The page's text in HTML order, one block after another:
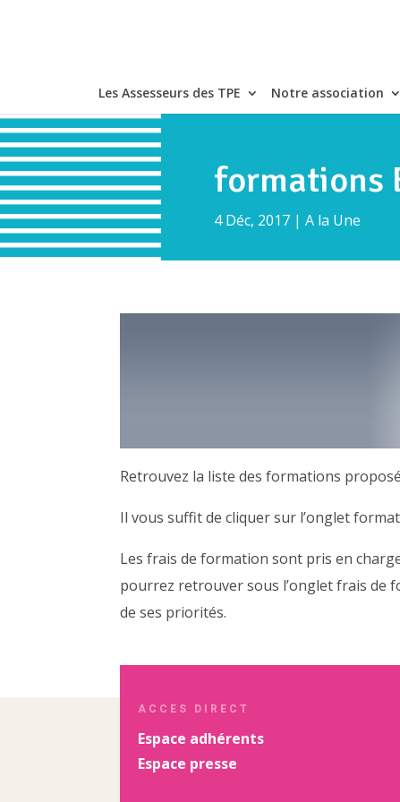
Les Assesseurs des TPE Notre association
formations
4 Déc, 2017 |A la Une
Retrouvez la liste des formations
Il vous suffit de cliquer sur l’onglet
Les frais de formation sont pris en
pourrez retrouver sous l’onglet frais de
de ses priorités.
ACCES DIRECT
Espace adhérents
Espace presse